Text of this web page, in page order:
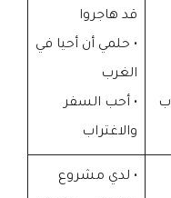
قد هاجروا
• حلمي أن أحيا في
الغرب
• أحب السفر
والاغتراب
• لدي مشروع